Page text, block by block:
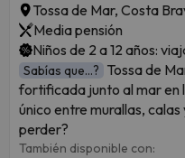
Tossa de Mar, Costa
Media pensión
Niños de 2 a 12 años:
Sabías que...? Tossa de
fortificada junto al mar en
único entre murallas,
perder?
También disponible con: